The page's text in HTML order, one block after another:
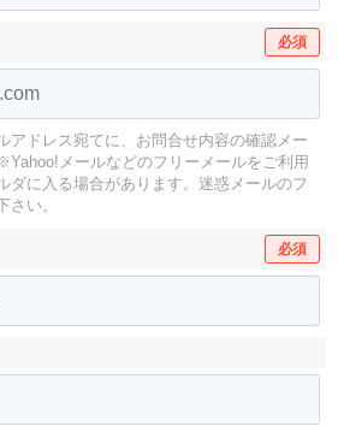
必須
アドレス宛てに、お問合せ内容の確認メー
メールなどのフリーメールをご利用
に入る場合があります。 迷惑メールのフ
さい。
必須